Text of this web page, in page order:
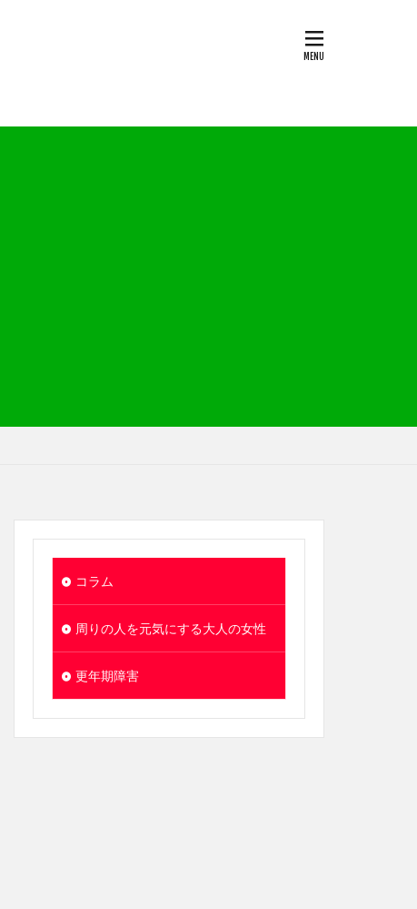
コラム
周りの人を元気にする大人の女性
更年期障害